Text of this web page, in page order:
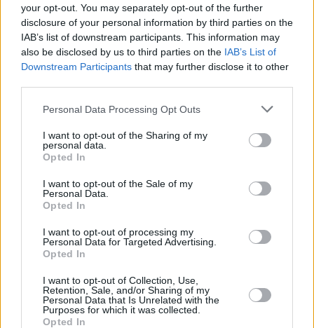
your opt-out. You may separately opt-out of the further
disclosure of your personal information by third parties on the
IAB’s list of downstream participants. This information may
also be disclosed by us to third parties on the IAB’s List of
Downstream Participants that may further disclose it to other
Personal Data Processing Opt Outs
I want to opt-out of the Sharing of my
personal data.
Opted In
I want to opt-out of the Sale of my
Personal Data.
Opted In
I want to opt-out of processing my
Personal Data for Targeted Advertising.
Opted In
I want to opt-out of Collection, Use,
Retention, Sale, and/or Sharing of my
Personal Data that Is Unrelated with the
Purposes for which it was collected.
Opted In
06.08.2026 -Bosch Powertrain s.r.o. Jihlava • práce ve skladu • mzda
48.400 Kč • náborový bonus 50.000 Kč • ubytování (Jihlava, okres
... další nabídky zaměstnání
Vybrané články
Prima sport - co nabídne v prvním
vysílacím týdnu
O webu parabola.cz O souborech cookies
Dovolená u moře•Bazény